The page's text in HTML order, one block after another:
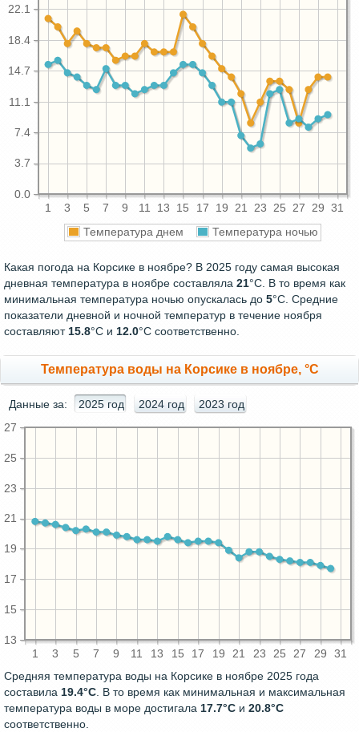
1 3 5 7 9 11 13 15 17 19 21 23 25 27 29 31
0.0
3.7
7.4
11.1
14.7
18.4
22.1
Температура днем Температура ночью
Какая погода на Корсике в ноябре? В 2025 году самая высокая
дневная температура в ноябре составляла 21°С. В то время как
минимальная температура ночью опускалась до 5°C. Средние
показатели дневной и ночной температур в течение ноября
составляют15.8°С и 12.0°С соответственно.
Температура воды на Корсике в ноябре, °C
Данные за: 2025 год 2024 год 2023 год
1 3 5 7 9 11 13 15 17 19 21 23 25 27 29 31
13
15
17
19
21
23
25
27
Средняя температура воды на Корсике в ноябре 2025 года
составила 19.4°C. В то время как минимальная и максимальная
температура воды в море достигала 17.7°C и 20.8°C
соответственно.